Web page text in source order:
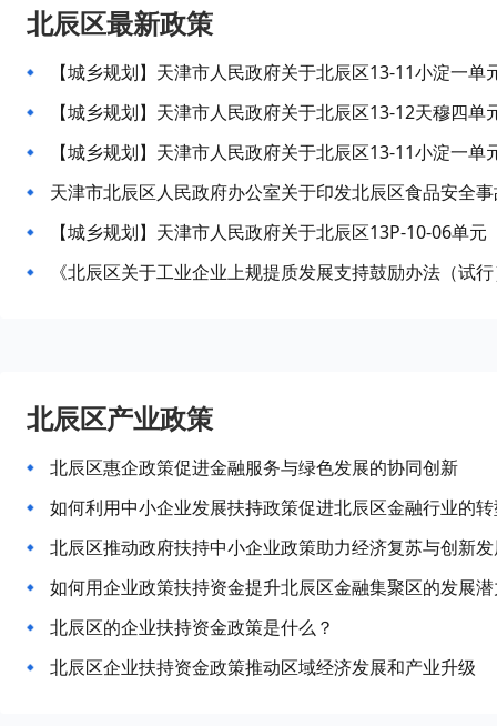
北辰区最新政策
天津市北辰区人民政府办公室关于印发北辰区食品安全
《北辰区关于工业企业上规提质发展支持鼓励办法（试
北辰区产业政策
北辰区惠企政策促进金融服务与绿色发展的协同创新
如何利用中小企业发展扶持政策促进北辰区金融行业的
北辰区推动政府扶持中小企业政策助力经济复苏与创新
如何用企业政策扶持资金提升北辰区金融集聚区的发展
北辰区的企业扶持资金政策是什么？
北辰区企业扶持资金政策推动区域经济发展和产业升级